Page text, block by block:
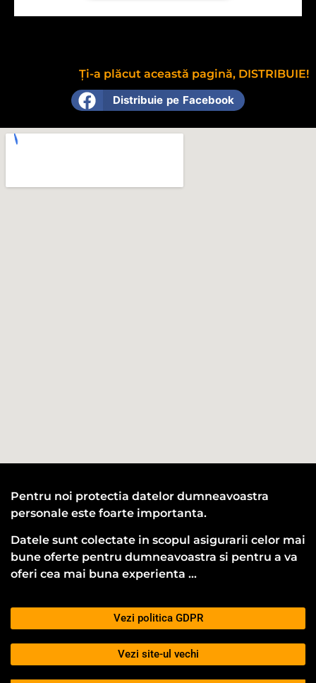
Ți-a plăcut această pagină, DISTRIBUIE!
Distribuie pe Facebook
Pentru noi protectia datelor dumneavoastra
personale este foarte importanta.
Datele sunt colectate in scopul asigurarii celor mai
bune oferte pentru dumneavoastra si pentru a va
oferi cea mai buna experienta …
Vezi politica GDPR
Vezi site-ul vechi